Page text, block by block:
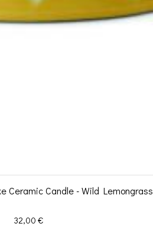
Ceramic Candle - Wild Lemongrass
Prix
32,00 €